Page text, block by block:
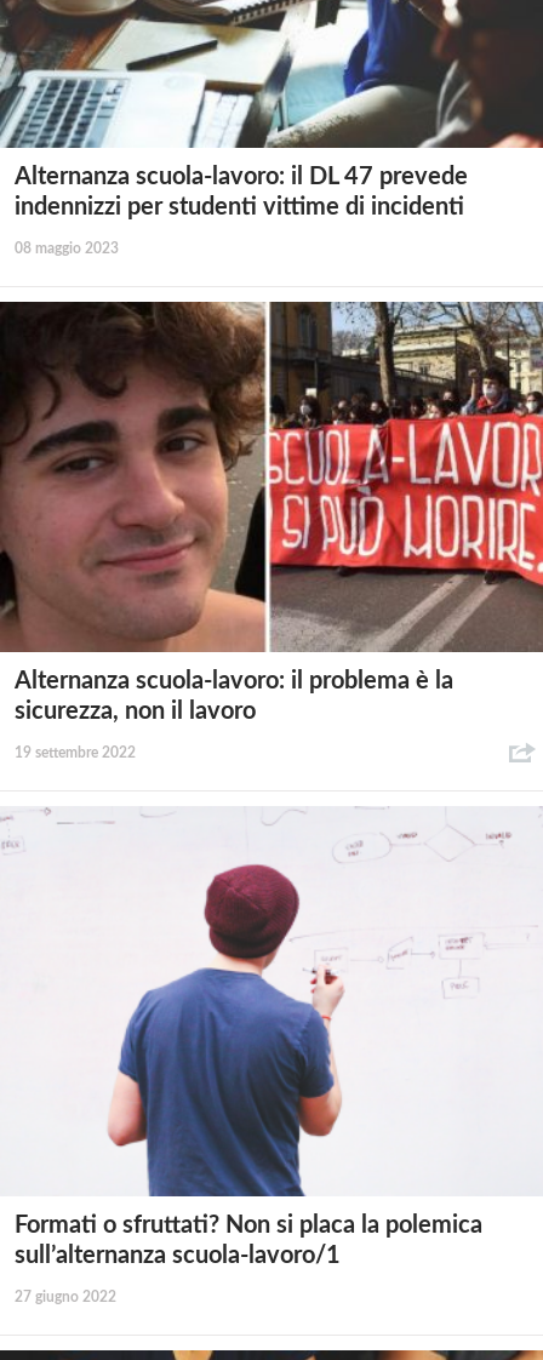
Alternanza scuola-lavoro: il DL 47 prevede
indennizzi per studenti vittime di incidenti
08 maggio 2023
Alternanza scuola-lavoro: il problema è la
sicurezza, non il lavoro
19 settembre 2022
Formati o sfruttati? Non si placa la polemica
sull’alternanza scuola-lavoro/1
27 giugno 2022